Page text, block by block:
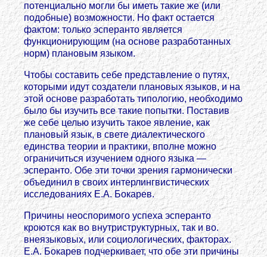
потенциально могли бы иметь такие же (или
подобные) возможности. Но факт остается
фактом: только эсперанто является
функционирующим (на основе разработанных
норм) плановым языком.
Чтобы составить себе представление о путях,
которыми идут создатели плановых языков, и на
этой основе разработать типологию, необходимо
было бы изучить все такие попытки. Поставив
же себе целью изучить такое явление, как
плановый язык, в свете диалектического
единства теории и практики, вполне можно
ограничиться изучением одного языка —
эсперанто. Обе эти точки зрения гармонически
объединил в своих интерлингвистических
исследованиях Е.А. Бокарев.
Причины неоспоримого успеха эсперанто
кроются как во внутриструктурных, так и во.
внеязыковых, или социологических, факторах.
Е.А. Бокарев подчеркивает, что обе эти причины